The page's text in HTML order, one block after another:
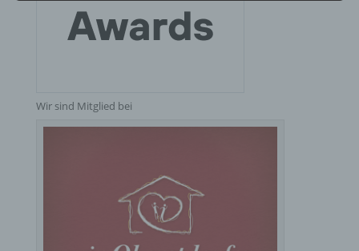
Wir sind Mitglied bei
Einschränkung der Verarbeitung ist die Markierung
gespeicherter personenbezogener Daten mit dem
Ziel, ihre künftige Verarbeitung einzuschränken.
verwendet werden, um bestimmte persönliche
Aspekte, die sich auf eine natürliche Person
beziehen, zu bewerten, insbesondere, um Aspekte
bezüglich Arbeitsleistung, wirtschaftlicher Lage,
Gesundheit, persönlicher Vorlieben, Interessen,